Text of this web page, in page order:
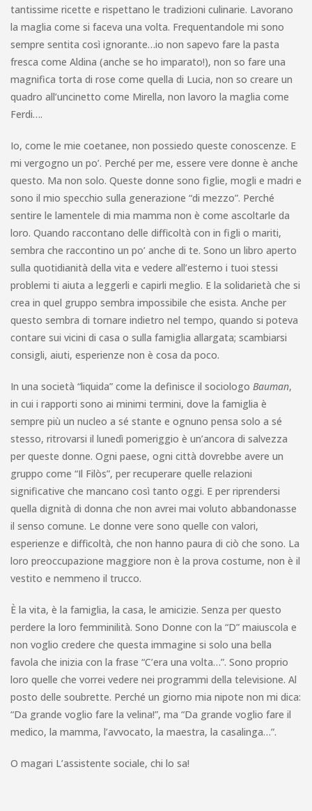
tantissime ricette e rispettano le tradizioni culinarie. Lavorano
la maglia come si faceva una volta. Frequentandole mi sono
sempre sentita così ignorante…io non sapevo fare la pasta
fresca come Aldina (anche se ho imparato!), non so fare una
magnifica torta di rose come quella di Lucia, non so creare un
quadro all’uncinetto come Mirella, non lavoro la maglia come
Ferdi….
Io, come le mie coetanee, non possiedo queste conoscenze. E
mi vergogno un po’. Perché per me, essere vere donne è anche
questo. Ma non solo. Queste donne sono figlie, mogli e madri e
sono il mio specchio sulla generazione “di mezzo”. Perché
sentire le lamentele di mia mamma non è come ascoltarle da
loro. Quando raccontano delle difficoltà con in figli o mariti,
sembra che raccontino un po’ anche di te. Sono un libro aperto
sulla quotidianità della vita e vedere all’esterno i tuoi stessi
problemi ti aiuta a leggerli e capirli meglio. E la solidarietà che si
crea in quel gruppo sembra impossibile che esista. Anche per
questo sembra di tornare indietro nel tempo, quando si poteva
contare sui vicini di casa o sulla famiglia allargata; scambiarsi
consigli, aiuti, esperienze non è cosa da poco.
In una società “liquida” come la definisce il sociologo Bauman,
in cui i rapporti sono ai minimi termini, dove la famiglia è
sempre più un nucleo a sé stante e ognuno pensa solo a sé
stesso, ritrovarsi il lunedì pomeriggio è un’ancora di salvezza
per queste donne. Ogni paese, ogni città dovrebbe avere un
gruppo come “Il Filòs”, per recuperare quelle relazioni
significative che mancano così tanto oggi. E per riprendersi
quella dignità di donna che non avrei mai voluto abbandonasse
il senso comune. Le donne vere sono quelle con valori,
esperienze e difficoltà, che non hanno paura di ciò che sono. La
loro preoccupazione maggiore non è la prova costume, non è il
vestito e nemmeno il trucco.
È la vita, è la famiglia, la casa, le amicizie. Senza per questo
perdere la loro femminilità. Sono Donne con la “D” maiuscola e
non voglio credere che questa immagine si solo una bella
favola che inizia con la frase “C’era una volta…”. Sono proprio
loro quelle che vorrei vedere nei programmi della televisione. Al
posto delle soubrette. Perché un giorno mia nipote non mi dica:
“Da grande voglio fare la velina!”, ma “Da grande voglio fare il
medico, la mamma, l’avvocato, la maestra, la casalinga…”.
O magari L’assistente sociale, chi lo sa!